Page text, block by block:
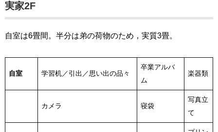
実家2F
自室は6畳間。半分は弟の荷物のため，実質3畳。
自室 学習机／引出／思い出の品々
卒業アルバ
ム
楽器類
カメラ 寝袋
写真立
て